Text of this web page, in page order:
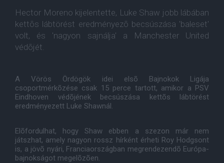
Hector Moreno kijelentette, Luke Shaw jobb lábában
kettõs lábtörést eredményezõ becsúszása 'baleset'
volt, és 'nagyon sajnálja' a Manchester United
védõjét.
A Vörös Ördögök idei elsõ Bajnokok Ligája
csoportmérkõzése csak 15 perce tartott, amikor a PSV
Eindhoven védõjének becsúszása kettõs lábtörést
eredményezett Luke Shawnál.
Elõfordulhat, hogy Shaw ebben a szezon már nem
játszhat, amely nagyon rossz hírként érheti Roy Hodgsont
is, a jövõ nyári, Franciaországban megrendezendõ Európa-
bajnokságot megelõzõen.